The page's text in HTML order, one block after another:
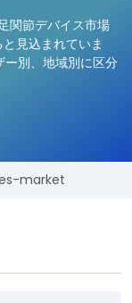
関節デバイス市場
見込まれていま
別、地域別に区分
market